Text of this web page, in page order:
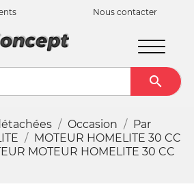
Nous contacter

Occasion
Par
MOTEUR HOMELITE 30 CC
MOTEUR HOMELITE 30 CC